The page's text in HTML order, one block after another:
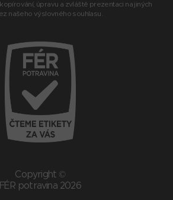
úpravu a zvláště prezentaci na jiných
našeho výslovného souhlasu.
Copyright ©
FÉR potravina 2026